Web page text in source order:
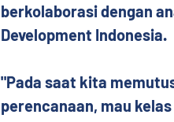
berkolaborasi dengan
Development Indonesia.
"Pada saat kita
perencanaan, mau